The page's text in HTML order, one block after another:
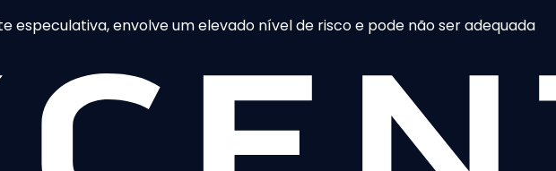
envolve um elevado nível de risco e pode não ser adequada